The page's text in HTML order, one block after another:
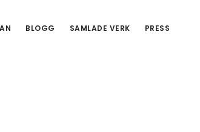
BLOGG SAMLADE VERK PRESS